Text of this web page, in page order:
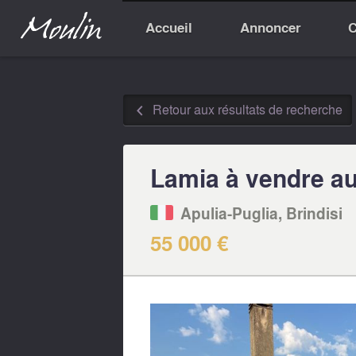
Accueil Annoncer
◅ Retour aux résultats de recherche
Lamia à vendre
Apulia-Puglia, Brindisi
55 000 €